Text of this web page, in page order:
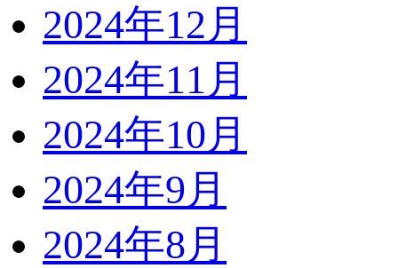
2024年12月
2024年11月
2024年10月
2024年9月
2024年8月